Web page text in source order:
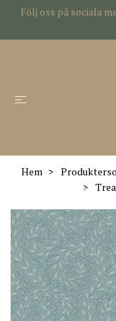
Följ oss på sociala
Hem